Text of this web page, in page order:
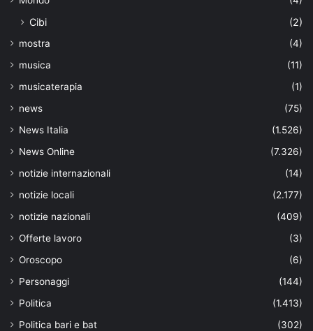
Cibi (2)
mostra
(4)
musica
(11)
musicaterapia
(1)
news
(75)
News Italia
(1.526)
News Online
(7.326)
notizie internazionali
(14)
notizie locali
(2.177)
notizie nazionali
(409)
Offerte lavoro
(3)
Oroscopo
(6)
Personaggi
(144)
Politica
(1.413)
Politica bari e bat
(302)